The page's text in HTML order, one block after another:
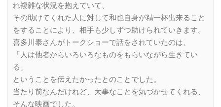
れ複雑な状況を抱えていて、
その助けてくれた人に対して和也自身が精一杯出来ること
をすることにより、相手も少しずつ助けられていきます。
喜多川泰さんがトークショーで話をされていたのは、
「人は他者からいろいろなものをもらいながら生きてい
る」
ということを伝えたかったとのことでした。
当たり前なんだけれど、大事なことを気づかせてくれる、
そんな映画でした。